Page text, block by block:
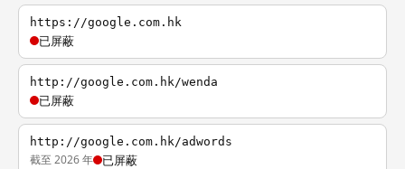
https://google.com.hk
已屏蔽
http://google.com.hk/wenda
已屏蔽
http://google.com.hk/adwords
截至 2026 年 已屏蔽